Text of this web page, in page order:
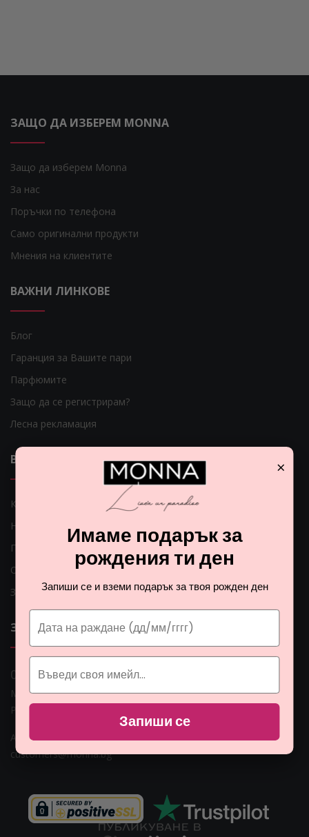
ЗАЩО ДА ИЗБЕРЕМ MONNA
Защо да изберем Monna
За нас
Поръчки по телефона
Само оригинални продукти
Мнения на клиентите
ВАЖНИ ЛИНКОВЕ
Блог
Гаранция за Вашите пари
Парфюмите
Защо да се регистрирам?
Лесна рекламация
ВАЖНИ ЛИНКОВЕ
Как мога да платя?
Начини на доставка
Проблеми с доставката
Общи условия
Защита на личните данни
ЗА НАС
0 888 0 66662
Монна Интернешънъл ЕООД, ЕИК: BG206774951
Раб. време: Пoн - Пет 09:00ч. - 18:00ч.
Адрес: гр. София, ул. Гео Милев 15, България Email:
customers@monna.bg
×
Имаме подарък за
рождения ти ден
Запиши се и вземи подарък за твоя рожден ден
Запиши се